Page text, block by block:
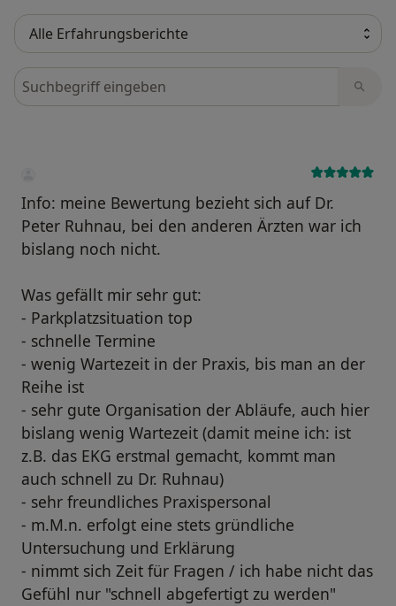
Bewertungen durchsuchen
Info: meine Bewertung bezieht sich auf Dr.
Peter Ruhnau, bei den anderen Ärzten war ich
bislang noch nicht.
Was gefällt mir sehr gut:
- Parkplatzsituation top
- schnelle Termine
- wenig Wartezeit in der Praxis, bis man an der
Reihe ist
- sehr gute Organisation der Abläufe, auch hier
bislang wenig Wartezeit (damit meine ich: ist
z.B. das EKG erstmal gemacht, kommt man
auch schnell zu Dr. Ruhnau)
- sehr freundliches Praxispersonal
- m.M.n. erfolgt eine stets gründliche
Untersuchung und Erklärung
- nimmt sich Zeit für Fragen / ich habe nicht das
Gefühl nur "schnell abgefertigt zu werden"